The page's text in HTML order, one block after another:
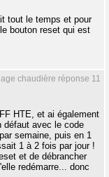
tout le temps et pour
bouton reset qui est
chaudière réponse 11
HTE, et ai également
défaut avec le code
semaine, puis en 1
1 à 2 fois par jour !
et de débrancher
redémarre... donc